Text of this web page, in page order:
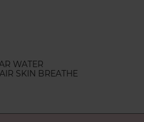
WATER
SKIN BREATHE